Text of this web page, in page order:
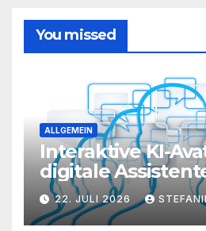
You missed
ALLGEMEIN
Interaktive KI-
digitale
ein neues Level
22. JULI 2026